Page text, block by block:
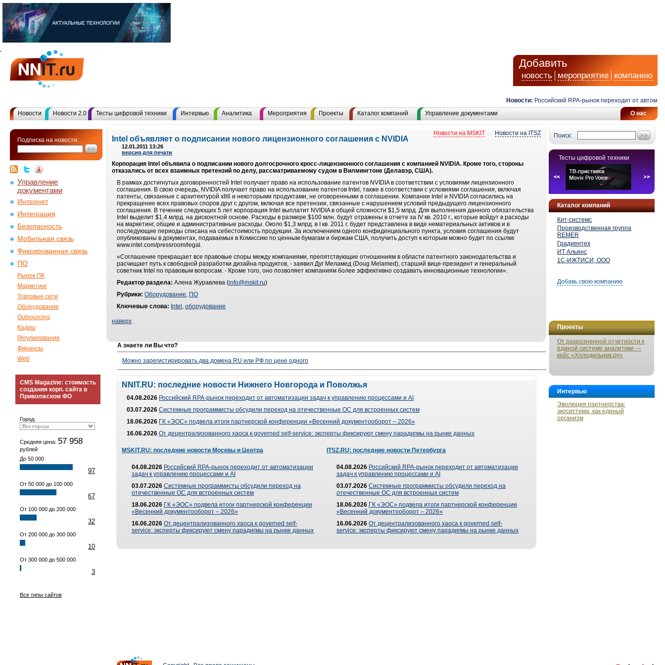
Добавить
новость мероприятие компанию
Новости: Российский RPA-рынок переходит от
О нас
Новости Новости 2.0 Тесты цифровой техники Интервью Аналитика Мероприятия Проекты Каталог компаний Управление документами
Подписка на новости:
Управление
документами
Интернет
Интеграция
Безопасность
Мобильная связь
Фиксированная связь
ПО
Рынок ПК
Маркетинг
Торговые сети
Оборудование
Outsourcing
Кадры
Регулирование
Финансы
Web
CMS Magazine: стоимость
создания корп. сайта в
Приволжском ФО
Город:
Средняя цена: 57 958
рублей
До 50 000
97
От 50 000 до 100 000
67
От 100 000 до 200 000
32
От 200 000 до 300 000
10
От 300 000 до 500 000
3
Все типы сайтов
Поиск:
Тесты цифровой техники
Каталог компаний
Кит-системс
Производственная группа
REMER
Градиентех
ИТ Альянс
1С-ИЖТИСИ, ООО
Добавь свою компанию
Проекты
От разрозненной отчетности к
единой системе аналитики —
кейс «Холодильник.ру»
Интервью
Эволюция партнерства:
экосистема, как единый
организм
Новости на ITSZ
Новости на MSKIT
Intel объявляет о подписании нового лицензионного соглашения с NVIDIA
12.01.2011 13:26
версия для печати
Корпорация Intel объявила о подписании нового долгосрочного кросс-лицензионного соглашения с компанией NVIDIA. Кроме того, стороны
отказались от всех взаимных претензий по делу, рассматриваемому судом в Вилмингтоне (Делавэр, США).
В рамках достигнутых договоренностей Intel получает право на использование патентов NVIDIA в соответствии с условиями лицензионного
соглашения. В свою очередь, NVIDIA получает право на использование патентов Intel, также в соответствии с условиями соглашения, включая
патенты, связанные с архитектурой x86 и некоторыми продуктами, не оговоренными в соглашении. Компании Intel и NVIDIA согласились на
прекращение всех правовых споров друг с другом, включая все претензии, связанные с нарушением условий предыдущего лицензионного
соглашения. В течение следующих 5 лет корпорация Intel выплатит NVIDIA в общей сложности $1,5 млрд. Для выполнения данного обязательства
Intel выделит $1,4 млрд. на дисконтной основе. Расходы в размере $100 млн. будут отражены в отчете за IV кв. 2010 г., которые войдут в расходы
на маркетинг, общие и административные расходы. Около $1,3 млрд. в I кв. 2011 г. будет представлена в виде нематериальных активов и в
последующие периоды списана на себестоимость продукции. За исключением одного конфиденциального пункта, условия соглашения будут
опубликованы в документах, подаваемых в Комиссию по ценным бумагам и биржам США, получить доступ к которым можно будет по ссылке
www.intel.com/pressroom/legal.
«Соглашение прекращает все правовые споры между компаниями, препятствующие отношениям в области патентного законодательства и
расчищает путь к свободной разработки дизайна продуктов, - заявил Дуг Меламед (Doug Melamed), старший вице-президент и генеральный
советник Intel по правовым вопросам. - Кроме того, оно позволяет компаниям более эффективно создавать инновационные технологии».
Редактор раздела: Алена Журавлева (info@mskit.ru)
Рубрики: Оборудование, ПО
Ключевые слова: Intel , оборудование
наверх
А знаете ли Вы что?
Можно зарегистирировать два домена RU или РФ по цене одного
NNIT.RU: последние новости Нижнего Новгорода и Поволжья
04.08.2026 Российский RPA-рынок переходит от автоматизации задач к управлению процессами и AI
03.07.2026 Системные программисты обсудили переход на отечественные ОС для встроенных систем
18.06.2026 ГК «ЭОС» подвела итоги партнерской конференции «Весенний документооборот – 2026»
16.06.2026 От децентрализованного хаоса к governed self-service: эксперты фиксируют смену парадигмы на рынке данных
MSKIT.RU: последние новости Москвы и Центра
04.08.2026 Российский RPA-рынок переходит от автоматизации
задач к управлению процессами и AI
03.07.2026 Системные программисты обсудили переход на
отечественные ОС для встроенных систем
18.06.2026 ГК «ЭОС» подвела итоги партнерской конференции
«Весенний документооборот – 2026»
16.06.2026 От децентрализованного хаоса к governed self-
service: эксперты фиксируют смену парадигмы на рынке данных
ITSZ.RU: последние новости Петербурга
04.08.2026 Российский RPA-рынок переходит от автоматизации
задач к управлению процессами и AI
03.07.2026 Системные программисты обсудили переход на
отечественные ОС для встроенных систем
18.06.2026 ГК «ЭОС» подвела итоги партнерской конференции
«Весенний документооборот – 2026»
16.06.2026 От децентрализованного хаоса к governed self-
service: эксперты фиксируют смену парадигмы на рынке данных